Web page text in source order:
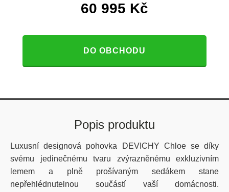
60 995 Kč
DO OBCHODU
Popis produktu
Luxusní designová pohovka DEVICHY Chloe sedíky
svému jedinečnému tvaru
zvýrazněnému exkluzivním
lemem a plně prošívaným sedákem stane
nepřehlédnutelnou součástí vaší domácnosti.